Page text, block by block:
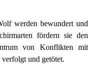
werden bewundert und
fördern sie den
von Konflikten mit
verfolgt und getötet.